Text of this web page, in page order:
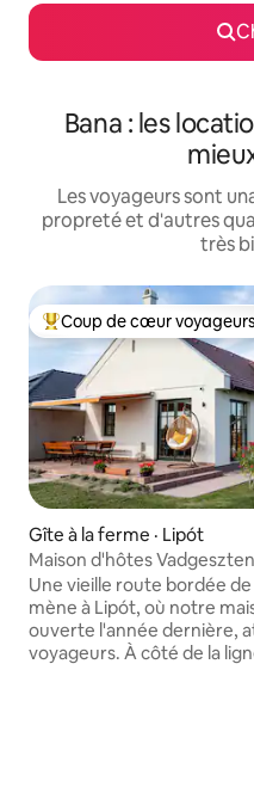
Bana : les
Les voyageurs sont
propreté et d'autres
très
Coup de cœur voyageurs
Coup de cœur voyageurs
Gîte à la ferme · Lipót
Maison d'hôtes
Une vieille route bordée
mène à Lipót, où notre
ouverte l'année dernière,
voyageurs. À côté de la ligne de